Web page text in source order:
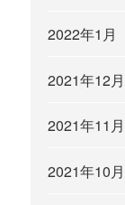
2022年1月
2021年12月
2021年11月
2021年10月